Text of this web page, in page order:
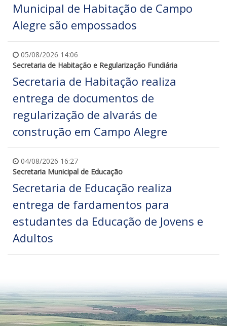
Municipal de Habitação de Campo
Alegre são empossados
05/08/2026 14:06
Secretaria de Habitação e Regularização Fundiária
Secretaria de Habitação realiza
entrega de documentos de
regularização de alvarás de
construção em Campo Alegre
04/08/2026 16:27
Secretaria Municipal de Educação
Secretaria de Educação realiza
entrega de fardamentos para
estudantes da Educação de Jovens e
Adultos